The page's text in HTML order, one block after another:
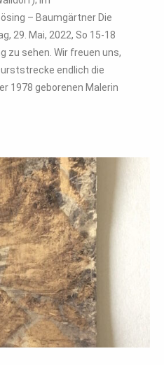
– Baumgärtner Die
29. Mai, 2022, So 15-18
zu sehen. Wir freuen uns,
endlich die
1978 geborenen Malerin